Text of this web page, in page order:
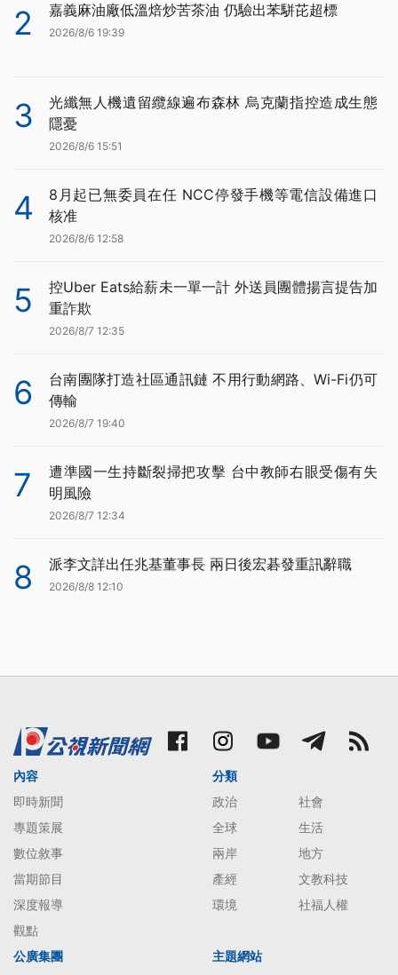
2 嘉義麻油廠低溫焙炒苦茶油 仍驗出苯駢芘超標
2026/8/6 19:39
3
光纖無人機遺留纜線遍布森林 烏克蘭指控造成生態
隱憂
2026/8/6 15:51
4
8月起已無委員在任 NCC停發手機等電信設備進口
核准
2026/8/6 12:58
5
控Uber Eats給薪未一單一計 外送員團體揚言提告加
重詐欺
2026/8/7 12:35
6
台南團隊打造社區通訊鏈 不用行動網路、Wi-Fi仍可
傳輸
2026/8/7 19:40
7
遭準國一生持斷裂掃把攻擊 台中教師右眼受傷有失
明風險
2026/8/7 12:34
8 派李文詳出任兆基董事長 兩日後宏碁發重訊辭職
2026/8/8 12:10
內容
即時新聞
專題策展
數位敘事
當期節目
深度報導
觀點
分類
政治
社會
全球
生活
兩岸
地方
產經
文教科技
環境
社福人權
公廣集團
主題網站